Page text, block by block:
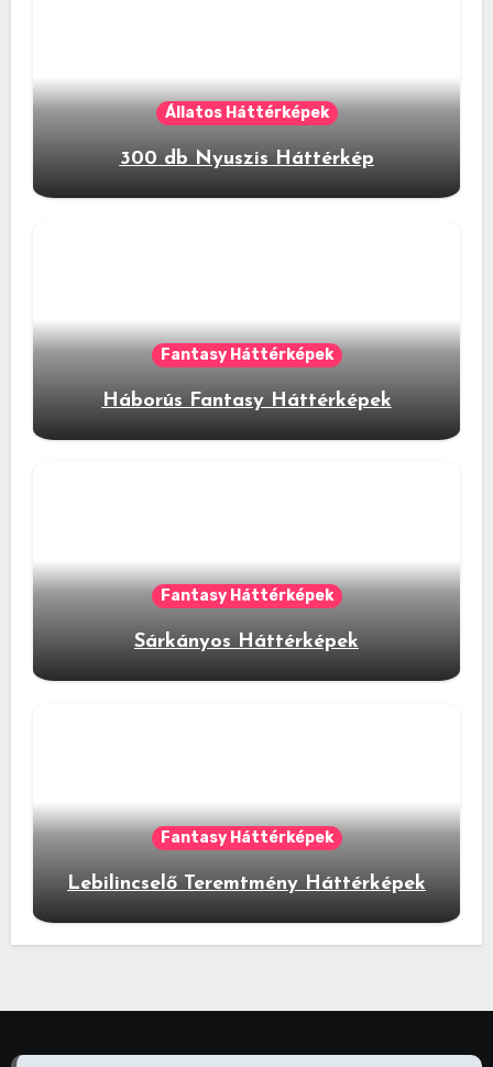
Állatos Háttérképek
300 db Nyuszis Háttérkép
Fantasy Háttérképek
Háborús Fantasy Háttérképek
Fantasy Háttérképek
Sárkányos Háttérképek
Fantasy Háttérképek
Lebilincselő Teremtmény Háttérképek